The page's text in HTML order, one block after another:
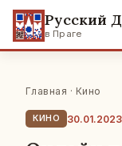
Русский
в Праге
Главная · Кино
КИНО 30.01.2023